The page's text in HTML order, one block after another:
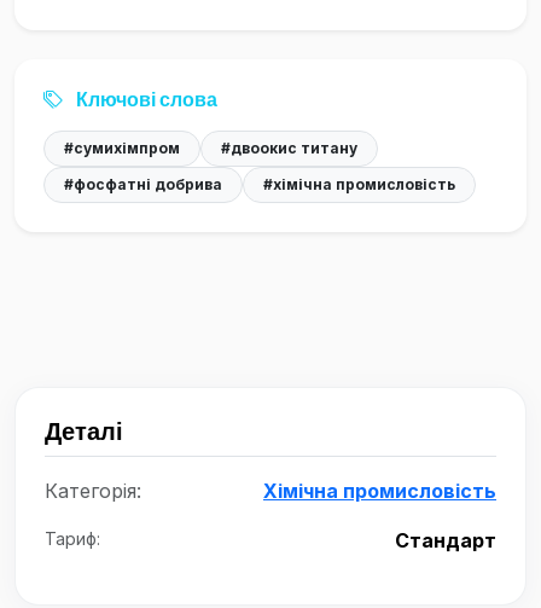
Ключові слова
#сумихімпром
#двоокис титану
#фосфатні добрива
#хімічна промисловість
Деталі
Категорія: Хімічна промисловість
Тариф: Стандарт